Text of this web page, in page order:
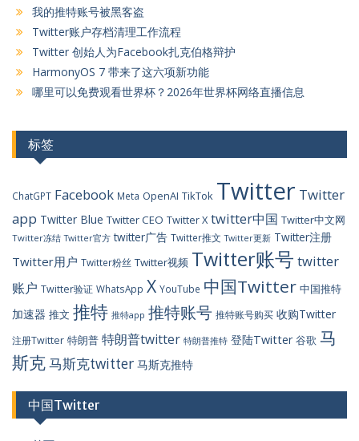
我的推特账号被黑客盗
Twitter账户存档清理工作流程
Twitter 创始人为Facebook扎克伯格辩护
HarmonyOS 7 带来了这六项新功能
哪里可以免费观看世界杯？2026年世界杯网络直播信息
标签
ChatGPT Facebook Meta OpenAI TikTok Twitter Twitter
app Twitter Blue Twitter CEO Twitter X twitter中国 Twitter中文网
Twitter冻结 Twitter官方 twitter广告 Twitter推文 Twitter更新 Twitter注册
Twitter用户 Twitter粉丝 Twitter视频 Twitter账号 twitter
账户 Twitter验证 WhatsApp X YouTube 中国Twitter 中国推特
加速器 推文 推特 推特app 推特账号 推特账号购买 收购Twitter
注册Twitter 特朗普 特朗普twitter 特朗普推特 登陆Twitter 谷歌 马
斯克马斯克twitter 马斯克推特
中国Twitter